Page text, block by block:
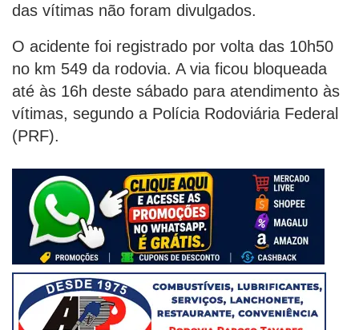
das vítimas não foram divulgados.
O acidente foi registrado por volta das 10h50
no km 549 da rodovia. A via ficou bloqueada
até às 16h deste sábado para atendimento às
vítimas, segundo a Polícia Rodoviária Federal
(PRF).